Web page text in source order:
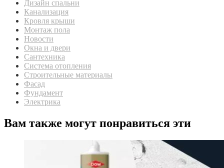
Дизайн спальни
Канализация
Кровля крыши
Монтаж пола
Новости
Окна и двери
Сантехника
Система отопления
Строительные материалы
Фасад
Фундамент
Электрика
Вам также могут понравиться эти